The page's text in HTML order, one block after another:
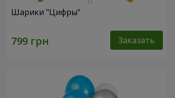
Шарики "Цифры"
Заказать